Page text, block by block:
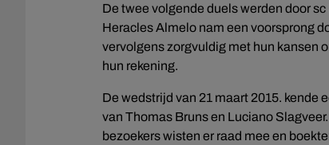
De twee volgende duels werden door
Heracles Almelo nam een voorsprong
vervolgens zorgvuldig met hun kansen
hun rekening.
De wedstrijd van 21 maart 2015. kende
van Thomas Bruns en Luciano
bezoekers wisten er raad mee en